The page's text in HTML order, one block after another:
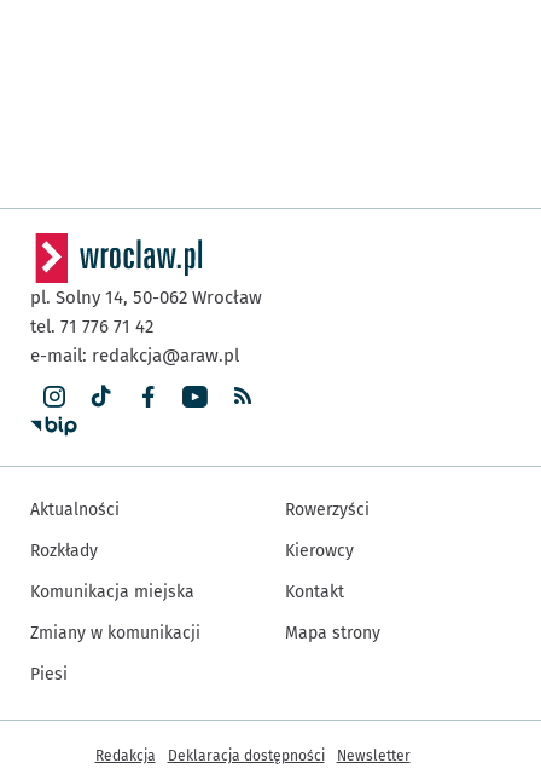
pl. Solny 14, 50-062 Wrocław
tel. 71 776 71 42
e-mail: redakcja@araw.pl
Aktualności
Rozkłady
Komunikacja miejska
Zmiany w komunikacji
Piesi
Rowerzyści
Kierowcy
Kontakt
Mapa strony
Inne informacje
Redakcja Deklaracja dostępności Newsletter